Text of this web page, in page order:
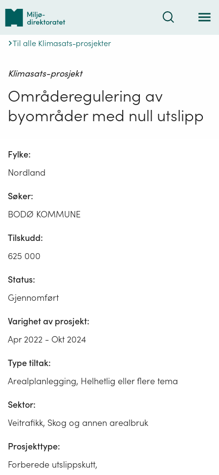
Tilbake
forsiden
Søk
Til alle Klimasats-prosjekter
Klimasats-prosjekt
Områderegulering av
byområder med null utslipp
Fylke:
Nordland
Søker:
BODØ KOMMUNE
Tilskudd:
625 000
Status:
Gjennomført
Varighet av prosjekt:
Apr 2022 - Okt 2024
Type tiltak:
Arealplanlegging, Helhetlig eller flere tema
Sektor:
Veitrafikk, Skog og annen arealbruk
Prosjekttype:
Forberede utslippskutt,